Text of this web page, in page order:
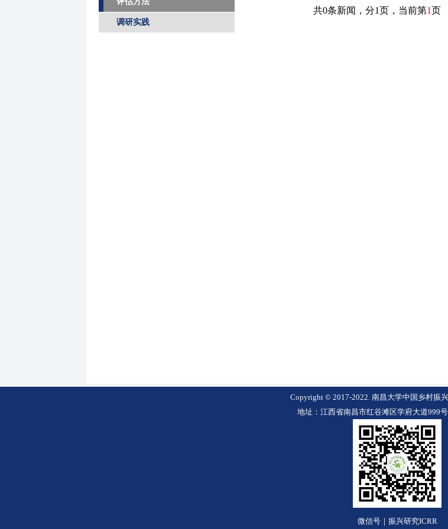
调研实践
共0条新闻，分1页，当前第1页
Copyright © 2017-2022. 南昌大学中国乡村振
地址：江西省南昌市红谷滩区学府大道999
微信号｜振兴研究ICRR